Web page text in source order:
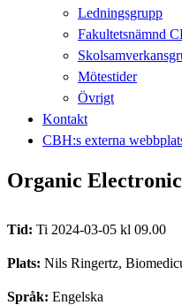
Ledningsgrupp
Fakultetsnämnd
Mötestider
Övrigt
Kontakt
CBH:s externa
Organic
Tid: Ti 2024-03-05 kl 09.00
Plats: Nils Ringertz,
Språk: Engelska